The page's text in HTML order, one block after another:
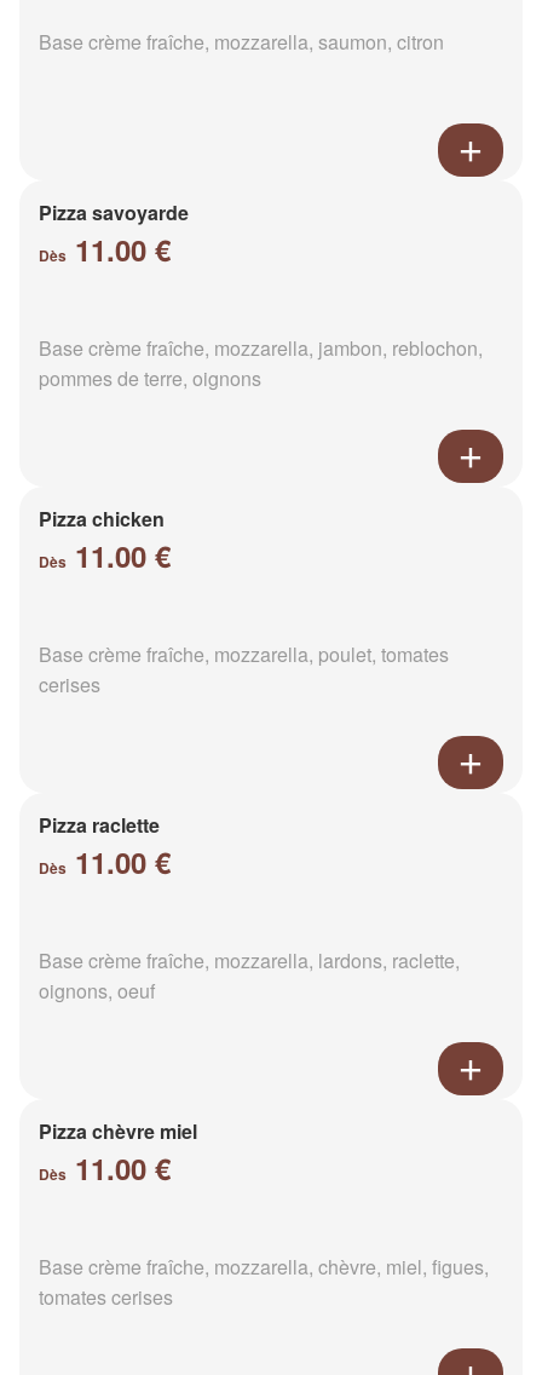
Base crème fraîche, mozzarella, saumon, citron
Pizza savoyarde
Dès 11.00 €
Base crème fraîche, mozzarella, jambon, reblochon,
pommes de terre, oignons
Pizza chicken
Dès 11.00 €
Base crème fraîche, mozzarella, poulet, tomates
cerises
Pizza raclette
Dès 11.00 €
Base crème fraîche, mozzarella, lardons, raclette,
oignons, oeuf
Pizza chèvre miel
Dès 11.00 €
Base crème fraîche, mozzarella, chèvre, miel, figues,
tomates cerises